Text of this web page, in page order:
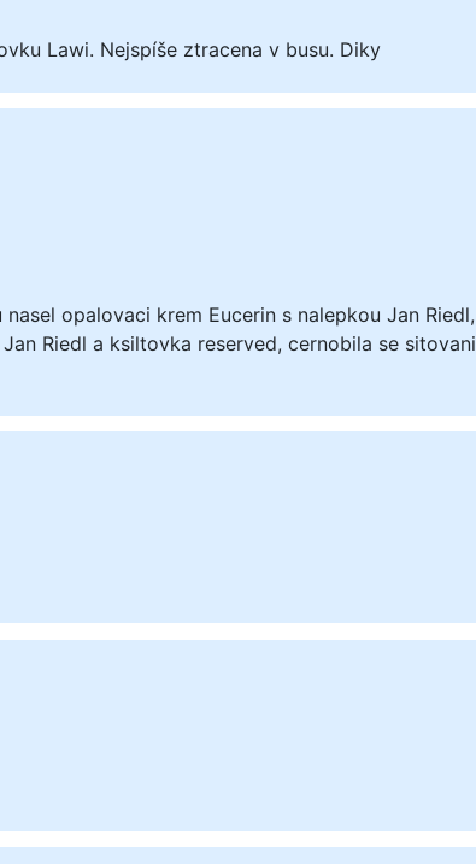
Lawi. Nejspíše ztracena v busu. Diky
opalovaci krem Eucerin s nalepkou Jan
Riedl a ksiltovka reserved, cernobila se